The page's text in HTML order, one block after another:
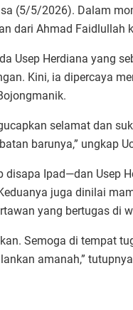
(5/5/2026). Dalam
dari Ahmad Faidlullah
Usep Herdiana yang
Kini, ia dipercaya
selamat dan
barunya,” ungkap
Ipad—dan Usep
juga dinilai
yang bertugas di
Semoga di tempat
amanah,”